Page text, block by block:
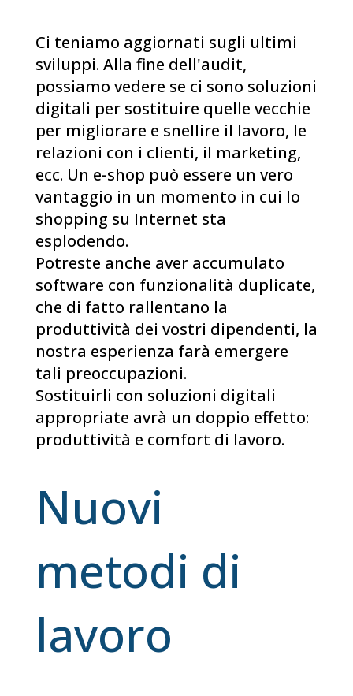
Ci teniamo aggiornati sugli ultimi
sviluppi. Alla fine dell'audit,
possiamo vedere se ci sono soluzioni
digitali per sostituire quelle vecchie
per migliorare e snellire il lavoro, le
relazioni con i clienti, il marketing,
ecc. Un e-shop può essere un vero
vantaggio in un momento in cui lo
shopping su Internet sta
esplodendo.
Potreste anche aver accumulato
software con funzionalità duplicate,
che di fatto rallentano la
produttività dei vostri dipendenti, la
nostra esperienza farà emergere
tali preoccupazioni.
Sostituirli con soluzioni digitali
appropriate avrà un doppio effetto:
produttività e comfort di lavoro.
Nuovi
metodi di
lavoro